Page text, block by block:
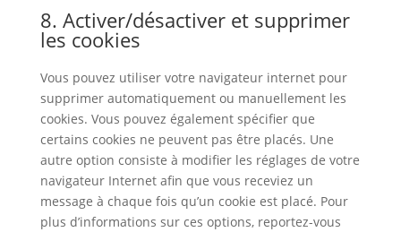
8. Activer/désactiver et supprimer
les cookies
Vous pouvez utiliser votre navigateur internet pour
supprimer automatiquement ou manuellement les
cookies. Vous pouvez également spécifier que
certains cookies ne peuvent pas être placés. Une
autre option consiste à modifier les réglages de votre
navigateur Internet afin que vous receviez un
message à chaque fois qu’un cookie est placé. Pour
plus d’informations sur ces options, reportez-vous